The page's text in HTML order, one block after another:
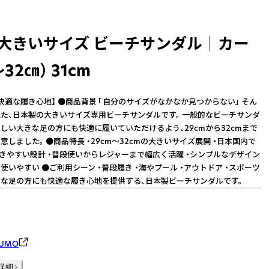
きいサイズ ビーチサンダル│カー
32㎝） 31cm
適な履き心地】 ●商品背景 「自分のサイズがなかなか見つからない」 そん
、日本製の大きいサイズ専用ビーチサンダルです。 一般的なビーチサンダ
い大きな足の方にも快適に履いていただけるよう、29cmから32cmまで
しました。 ●商品特長 ・29cm〜32cmの大きいサイズ展開 ・日本国内で
やすい設計 ・普段使いからレジャーまで幅広く活躍 ・シンプルなデザイン
いやすい ●ご利用シーン ・普段履き ・海やプール ・アウトドア ・スポーツ
足の方にも快適な履き心地を提供する、日本製ビーチサンダルです。
細